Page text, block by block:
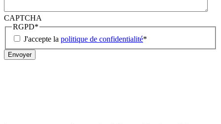
CAPTCHA
RGPD*
J'accepte la politique de confidentialité*